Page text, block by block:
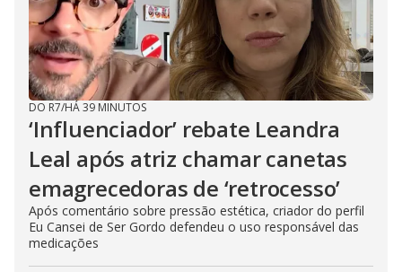
DO R7/HÁ 39 MINUTOS
‘Influenciador’ rebate Leandra
Leal após atriz chamar canetas
emagrecedoras de ‘retrocesso’
Após comentário sobre pressão estética, criador do perfil
Eu Cansei de Ser Gordo defendeu o uso responsável das
medicações